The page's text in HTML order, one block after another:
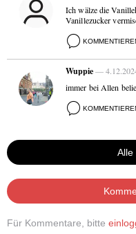
Ich wälze die
Vanillezucker
Wuppie—
immer bei Allen
Alle
Für Kommentare, bitte